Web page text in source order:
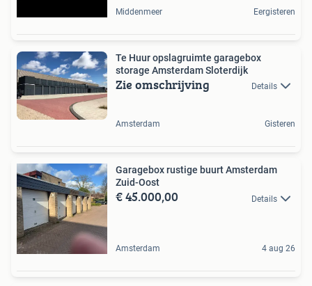
Middenmeer Eergisteren
Te Huur opslagruimte garagebox
storage Amsterdam Sloterdijk
Zie omschrijving Details
Amsterdam Gisteren
Garagebox rustige buurt Amsterdam
Zuid-Oost
€ 45.000,00 Details
Amsterdam 4 aug 26